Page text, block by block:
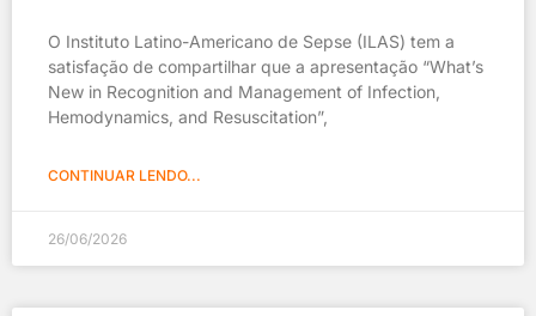
O Instituto Latino-Americano de Sepse (ILAS) tem a
satisfação de compartilhar que a apresentação “What’s
New in Recognition and Management of Infection,
Hemodynamics, and Resuscitation”,
CONTINUAR LENDO...
26/06/2026